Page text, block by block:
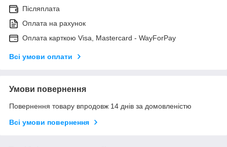
Післяплата
Оплата на рахунок
Оплата карткою Visa, Mastercard - WayForPay
Всі умови оплати
Умови повернення
Повернення товару впродовж 14 днів за домовленістю
Всі умови повернення